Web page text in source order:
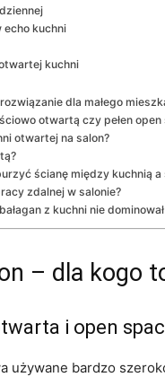
echo kuchni
kuchni
dla małego
otwartą czy pełen open
otwartej na salon?
ścianę między kuchnią a
zdalnej w salonie?
z kuchni nie
– dla kogo
i open
używane bardzo